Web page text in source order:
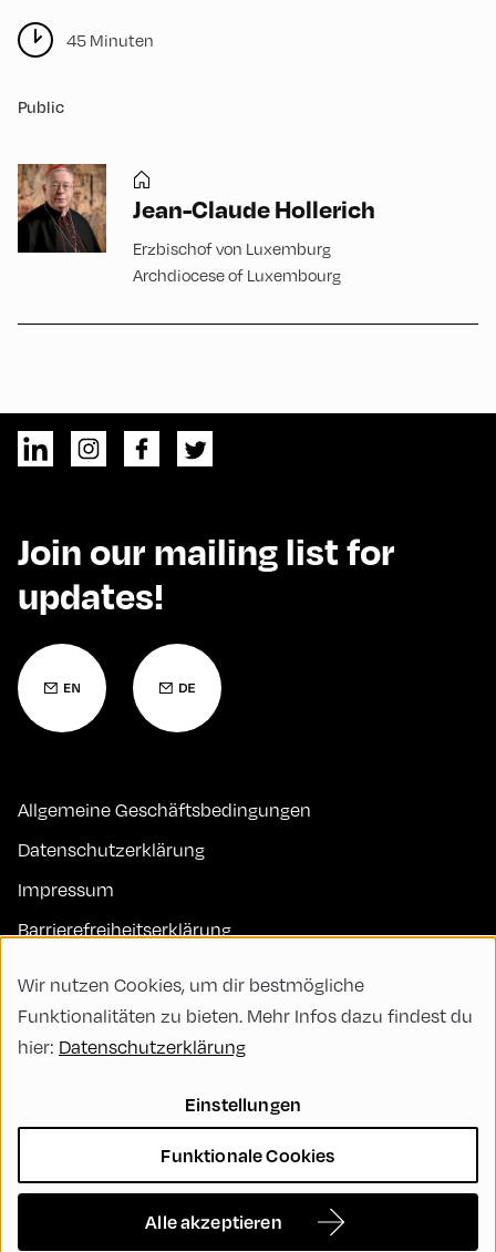
45 Minuten
Public
Jean-Claude Hollerich
Erzbischof von Luxemburg
Archdiocese of Luxembourg
Join our mailing list for
updates!
Allgemeine Geschäftsbedingungen
Datenschutzerklärung
Impressum
Barrierefreiheitserklärung
FAQs
Code of Conduct
Nachhaltigkeit
Vielfalt, Gleichberechtigung und Inklusion
Wir nutzen Cookies, um dir bestmögliche
Funktionalitäten zu bieten. Mehr Infos dazu findest du
hier: Datenschutzerklärung
Einstellungen
Funktionale Cookies
Alle akzeptieren